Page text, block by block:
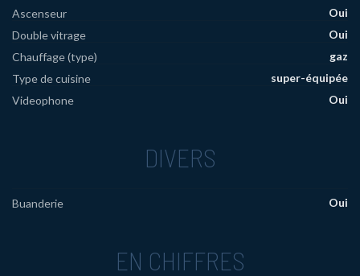
Ascenseur
Oui
Double vitrage
Oui
Chauffage (type)
gaz
Type de cuisine
super-équipée
Videophone
Oui
DIVERS
Buanderie Oui
EN CHIFFRES